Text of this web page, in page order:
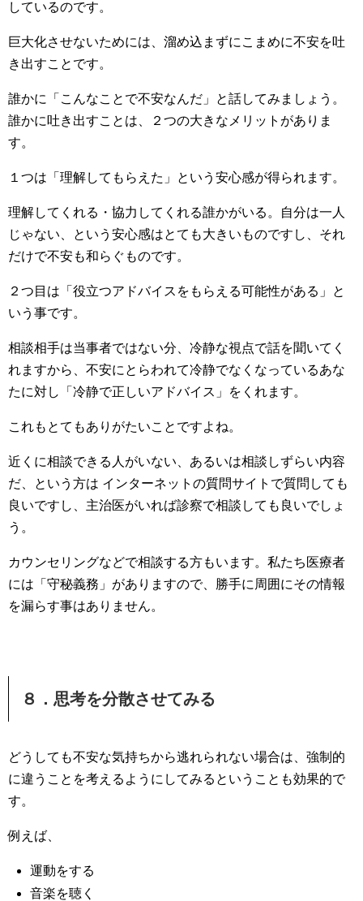
しているのです。
巨大化させないためには、溜め込まずにこまめに不安を吐
き出すことです。
誰かに「こんなことで不安なんだ」と話してみましょう。
誰かに吐き出すことは、２つの大きなメリットがありま
す。
１つは「理解してもらえた」という安心感が得られます。
理解してくれる・協力してくれる誰かがいる。自分は一人
じゃない、という安心感はとても大きいものですし、それ
だけで不安も和らぐものです。
２つ目は「役立つアドバイスをもらえる可能性がある」と
いう事です。
相談相手は当事者ではない分、冷静な視点で話を聞いてく
れますから、不安にとらわれて冷静でなくなっているあな
たに対し「冷静で正しいアドバイス」をくれます。
これもとてもありがたいことですよね。
近くに相談できる人がいない、あるいは相談しずらい内容
だ、という方は インターネットの質問サイトで質問しても
良いですし、主治医がいれば診察で相談しても良いでしょ
う。
カウンセリングなどで相談する方もいます。私たち医療者
には「守秘義務」がありますので、勝手に周囲にその情報
を漏らす事はありません。
８．思考を分散させてみる
どうしても不安な気持ちから逃れられない場合は、強制的
に違うことを考えるようにしてみるということも効果的で
す。
例えば、
運動をする
音楽を聴く